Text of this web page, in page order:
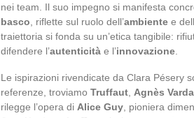
nei team. Il suo impegno si manifesta
basco , riflette sul ruolo dell’ambiente e
traiettoria si fonda su un’etica tangibile:
difendere l’autenticità e l’innovazione
Le ispirazioni rivendicate da Clara Pésery
referenze, troviamo Truffaut Agnès Varda
rilegge l’opera di Alice Guy , pioniera